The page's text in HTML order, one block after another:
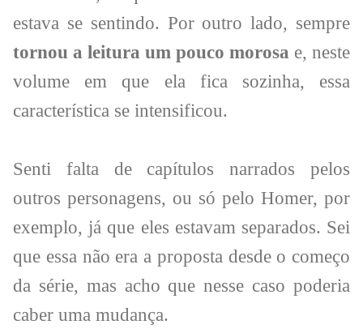
estava se sentindo. Por outro lado, sempre
tornou a leitura um pouco morosa e, neste
volume em que ela fica sozinha, essa
característica se intensificou.
Senti falta de capítulos narrados pelos
outros personagens, ou só pelo Homer, por
exemplo, já que eles estavam separados. Sei
que essa não era a proposta desde o começo
da série, mas acho que nesse caso poderia
caber uma mudança.